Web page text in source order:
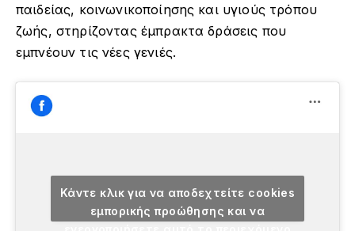
παιδείας, κοινωνικοποίησης και υγιούς τρόπου
ζωής, στηρίζοντας έμπρακτα δράσεις που
εμπνέουν τις νέες γενιές.
Κάντε κλικ για να αποδεχτείτε cookies
εμπορικής προώθησης και να